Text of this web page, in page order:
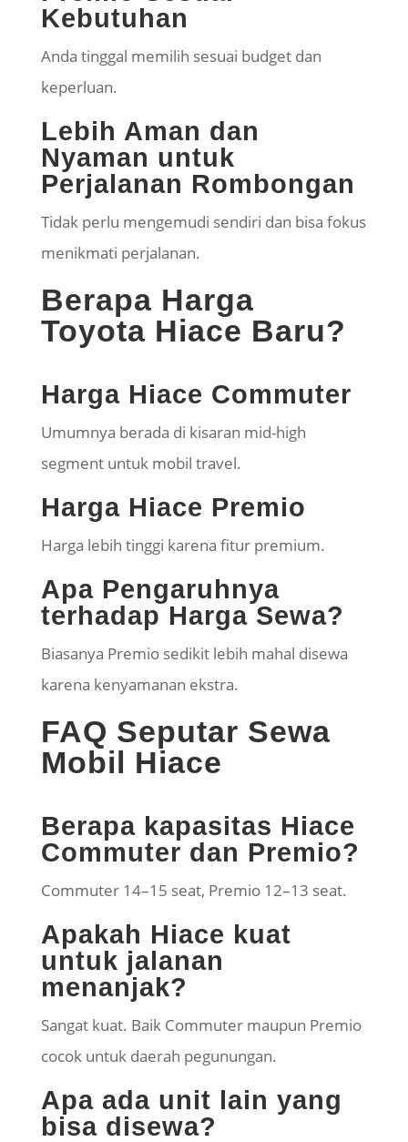
Kebutuhan
Anda tinggal memilih sesuai budget dan
keperluan.
Lebih Aman dan
Nyaman untuk
Perjalanan Rombongan
Tidak perlu mengemudi sendiri dan bisa fokus
menikmati perjalanan.
Berapa Harga
Toyota Hiace Baru?
Harga Hiace Commuter
Umumnya berada di kisaran mid-high
segment untuk mobil travel.
Harga Hiace Premio
Harga lebih tinggi karena fitur premium.
Apa Pengaruhnya
terhadap Harga Sewa?
Biasanya Premio sedikit lebih mahal disewa
karena kenyamanan ekstra.
FAQ Seputar Sewa
Mobil Hiace
Berapa kapasitas Hiace
Commuter dan Premio?
Commuter 14–15 seat, Premio 12–13 seat.
Apakah Hiace kuat
untuk jalanan
menanjak?
Sangat kuat. Baik Commuter maupun Premio
cocok untuk daerah pegunungan.
Apa ada unit lain yang
bisa disewa?